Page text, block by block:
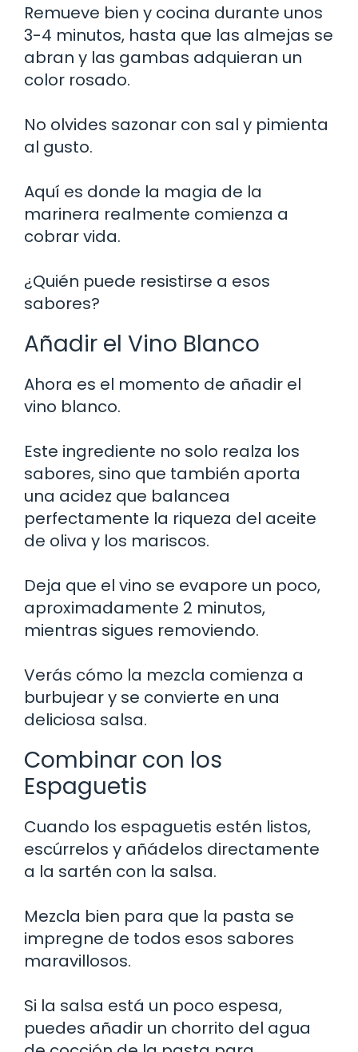
Remueve bien y cocina durante unos
3-4 minutos, hasta que las almejas se
abran y las gambas adquieran un
color rosado.
No olvides sazonar con sal y pimienta
al gusto.
Aquí es donde la magia de la
marinera realmente comienza a
cobrar vida.
¿Quién puede resistirse a esos
sabores?
Añadir el Vino Blanco
Ahora es el momento de añadir el
vino blanco.
Este ingrediente no solo realza los
sabores, sino que también aporta
una acidez que balancea
perfectamente la riqueza del aceite
de oliva y los mariscos.
Deja que el vino se evapore un poco,
aproximadamente 2 minutos,
mientras sigues removiendo.
Verás cómo la mezcla comienza a
burbujear y se convierte en una
deliciosa salsa.
Combinar con los
Espaguetis
Cuando los espaguetis estén listos,
escúrrelos y añádelos directamente
a la sartén con la salsa.
Mezcla bien para que la pasta se
impregne de todos esos sabores
maravillosos.
Si la salsa está un poco espesa,
puedes añadir un chorrito del agua